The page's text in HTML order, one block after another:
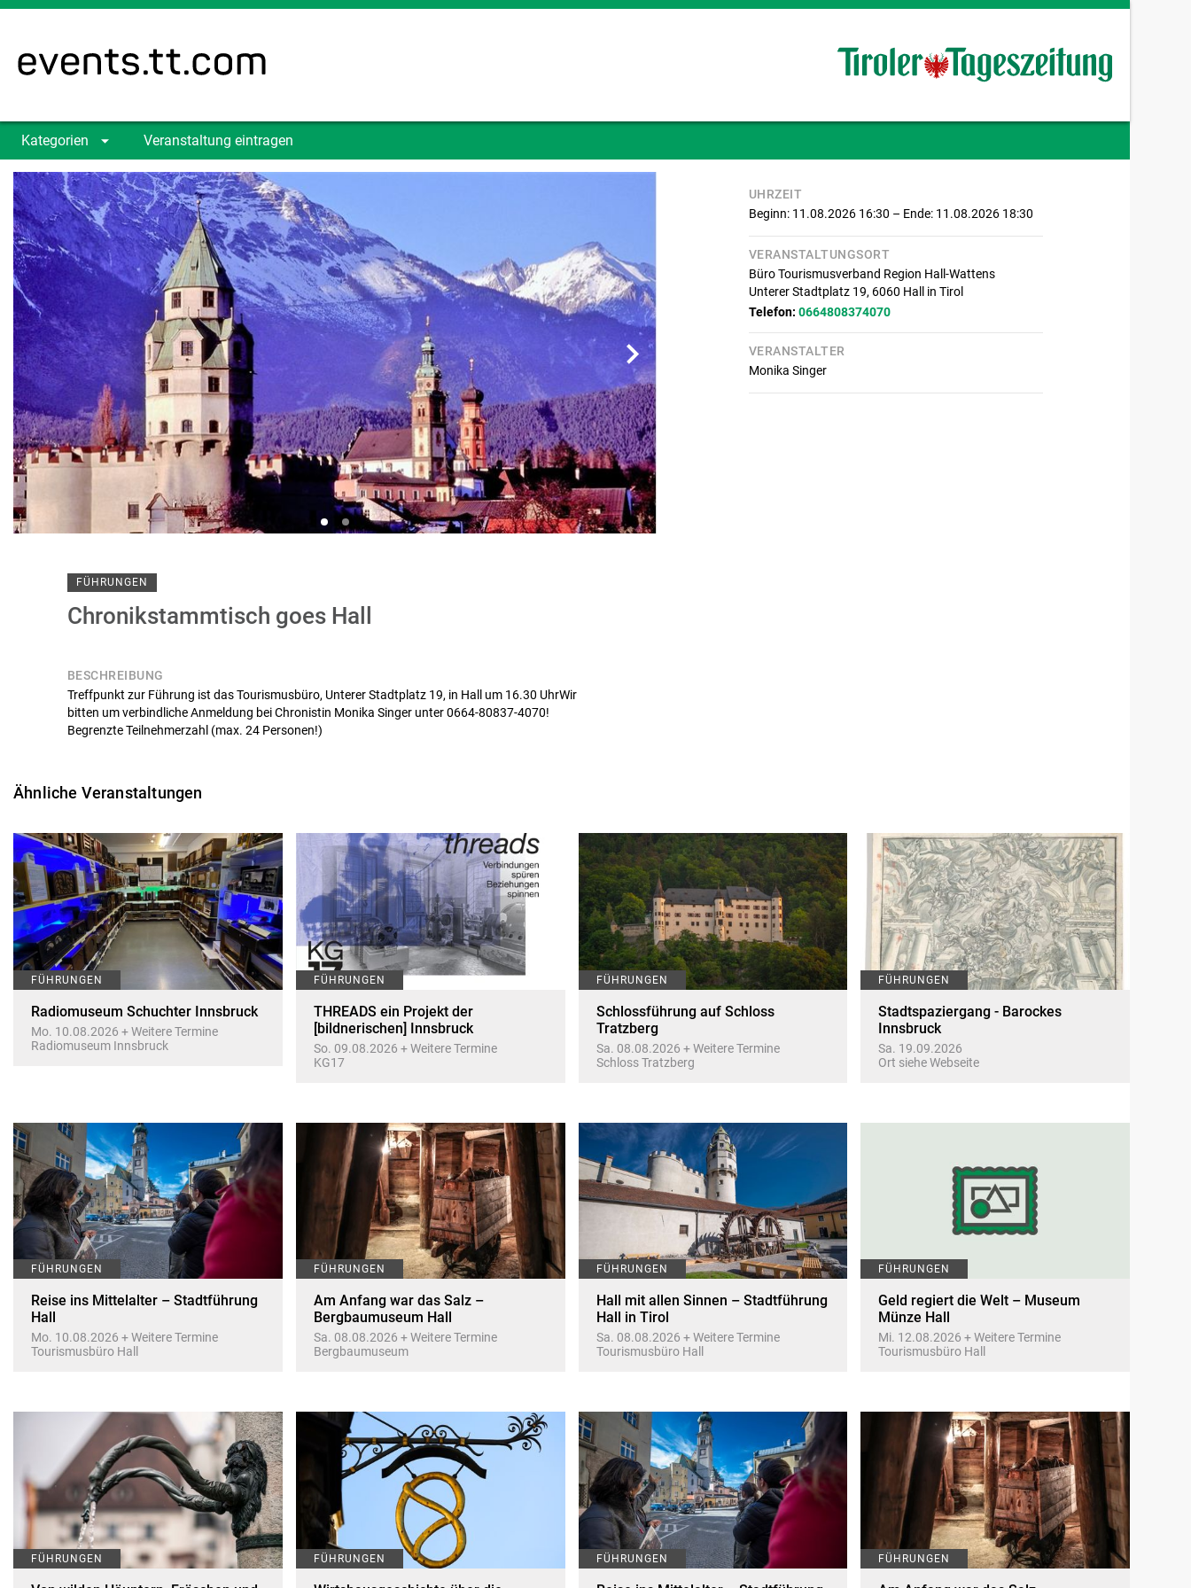
Kategorien Veranstaltung eintragen
FÜHRUNGEN
Chronikstammtisch goes Hall
BESCHREIBUNG
Treffpunkt zur Führung ist das Tourismusbüro, Unterer Stadtplatz 19, in Hall um 16.30 UhrWir
bitten um verbindliche Anmeldung bei Chronistin Monika Singer unter 0664-80837-4070!
Begrenzte Teilnehmerzahl (max. 24 Personen!)
UHRZEIT
Beginn: 11.08.2026 16:30 – Ende: 11.08.2026 18:30
VERANSTALTUNGSORT
Büro Tourismusverband Region Hall-Wattens
Unterer Stadtplatz 19, 6060 Hall in Tirol
Telefon: 0664808374070
VERANSTALTER
Monika Singer
Ähnliche Veranstaltungen
FÜHRUNGEN
Radiomuseum Schuchter Innsbruck
Mo. 10.08.2026 + Weitere Termine
Radiomuseum Innsbruck
FÜHRUNGEN
THREADS ein Projekt der
[bildnerischen] Innsbruck
So. 09.08.2026 + Weitere Termine
KG17
FÜHRUNGEN
Schlossführung auf Schloss
Tratzberg
Sa. 08.08.2026 + Weitere Termine
Schloss Tratzberg
FÜHRUNGEN
Stadtspaziergang - Barockes
Innsbruck
Sa. 19.09.2026
Ort siehe Webseite
FÜHRUNGEN
Reise ins Mittelalter – Stadtführung
Hall
Mo. 10.08.2026 + Weitere Termine
Tourismusbüro Hall
FÜHRUNGEN
Am Anfang war das Salz –
Bergbaumuseum Hall
Sa. 08.08.2026 + Weitere Termine
Bergbaumuseum
FÜHRUNGEN
Hall mit allen Sinnen – Stadtführung
Hall in Tirol
Sa. 08.08.2026 + Weitere Termine
Tourismusbüro Hall
FÜHRUNGEN
Geld regiert die Welt – Museum
Münze Hall
Mi. 12.08.2026 + Weitere Termine
Tourismusbüro Hall
FÜHRUNGEN FÜHRUNGEN FÜHRUNGEN FÜHRUNGEN